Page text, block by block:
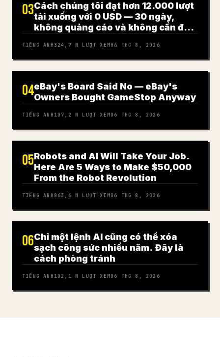
03Cách chúng tôi đạt hơn 12.000 lượt
tải xuống với 0 USD — 30 ngày,
không quảng cáo và không cần đội
TIẾNG ANH324,7 N LƯỢT XEM06 THG 8, 2026
04eBay's Board Said No — eBay's
Owners Bought GameStop Anyway
TIẾNG ANH 107,2 N LƯỢT XEM06 THG 8, 2026
05Robots and AI Will Take Your Job.
Here Are 5 Ways to Make $50,000
From the Robot Revolution
TIẾNG ANH 863,6 N LƯỢT XEM06 THG 8, 2026
06Chỉ một lệnh AI cũng có thể xóa
sạch công sức nhiều năm. Đây là
cách phòng tránh
TIẾNG ANH 102,1 N LƯỢT XEM06 THG 8, 2026